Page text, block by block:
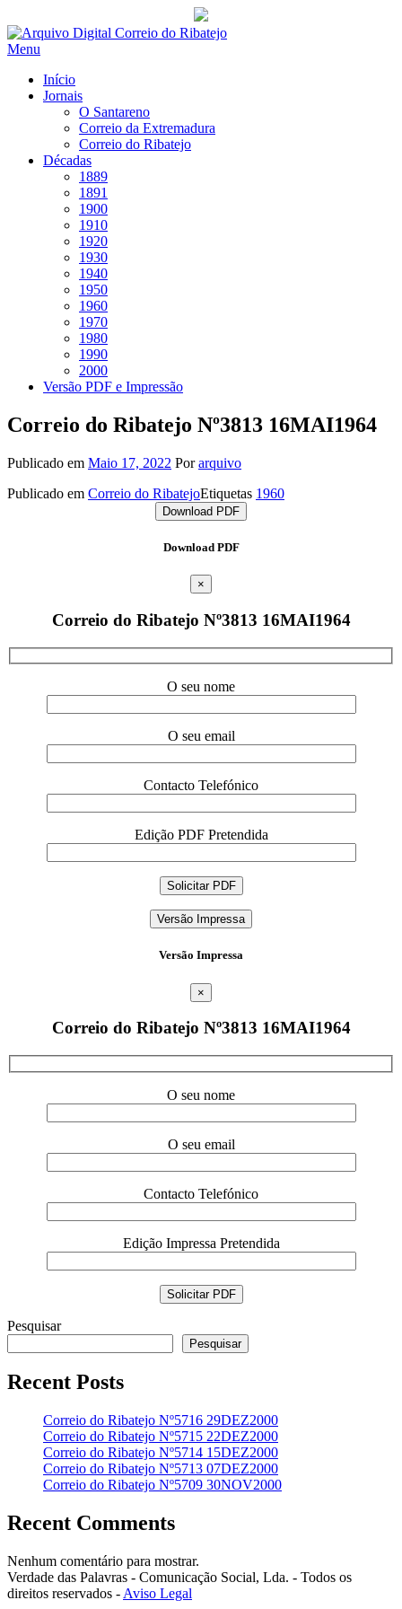
Saltar
para
Menu
Início
Jornais
O Santareno
Correio da Extremadura
Correio do Ribatejo
Décadas
1889
1891
1900
1910
1920
1930
1940
1950
1960
1970
1980
1990
2000
Versão PDF e Impressão
Correio do Ribatejo Nº3813 16MAI1964
Publicado em Maio 17, 2022 Porarquivo
Publicado em Correio do RibatejoEtiquetas 1960
Download PDF
Download PDF
×
Correio do Ribatejo Nº3813 16MAI1964
O seu nome
O seu email
Contacto Telefónico
Edição PDF Pretendida
Versão Impressa
Versão Impressa
×
Correio do Ribatejo Nº3813 16MAI1964
O seu nome
O seu email
Contacto Telefónico
Edição Impressa Pretendida
Pesquisar
Pesquisar
Recent Posts
Correio do Ribatejo Nº5716 29DEZ2000
Correio do Ribatejo Nº5715 22DEZ2000
Correio do Ribatejo Nº5714 15DEZ2000
Correio do Ribatejo Nº5713 07DEZ2000
Correio do Ribatejo Nº5709 30NOV2000
Recent Comments
Nenhum comentário para mostrar.
Verdade das Palavras - Comunicação Social, Lda. - Todos os
direitos reservados - Aviso Legal